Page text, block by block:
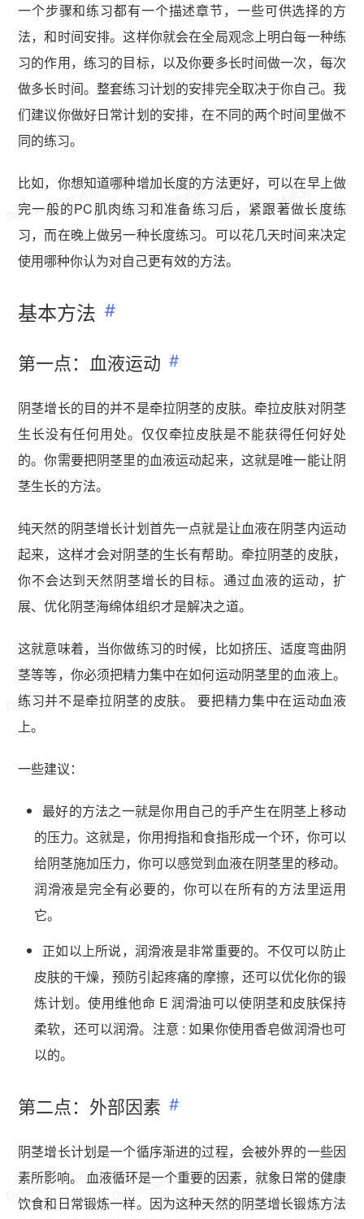
一个步骤和练习都有一个描述章节，一些可供选择的方
法，和时间安排。这样你就会在全局观念上明白每一种练
习的作用，练习的目标，以及你要多长时间做一次，每次
做多长时间。整套练习计划的安排完全取决于你自己。我
们建议你做好日常计划的安排，在不同的两个时间里做不
同的练习。
比如，你想知道哪种增加长度的方法更好，可以在早上做
完一般的PC肌肉练习和准备练习后，紧跟著做长度练
习，而在晚上做另一种长度练习。可以花几天时间来决定
使用哪种你认为对自己更有效的方法。
基本方法​
第一点：血液运动​
阴茎增长的目的并不是牵拉阴茎的皮肤。牵拉皮肤对阴茎
生长没有任何用处。仅仅牵拉皮肤是不能获得任何好处
的。你需要把阴茎里的血液运动起来，这就是唯一能让阴
茎生长的方法。
纯天然的阴茎增长计划首先一点就是让血液在阴茎内运动
起来，这样才会对阴茎的生长有帮助。牵拉阴茎的皮肤，
你不会达到天然阴茎增长的目标。通过血液的运动，扩
展、优化阴茎海绵体组织才是解决之道。
这就意味着，当你做练习的时候，比如挤压、适度弯曲阴
茎等等，你必须把精力集中在如何运动阴茎里的血液上。
练习并不是牵拉阴茎的皮肤。 要把精力集中在运动血液
上。
一些建议：
最好的方法之一就是你用自己的手产生在阴茎上移动
的压力。这就是，你用拇指和食指形成一个环，你可以
给阴茎施加压力，你可以感觉到血液在阴茎里的移动。
润滑液是完全有必要的，你可以在所有的方法里运用
它。
正如以上所说，润滑液是非常重要的。不仅可以防止
皮肤的干燥，预防引起疼痛的摩擦，还可以优化你的锻
炼计划。使用维他命 E 润滑油可以使阴茎和皮肤保持
柔软，还可以润滑。注意 : 如果你使用香皂做润滑也可
以的。
第二点：外部因素​
阴茎增长计划是一个循序渐进的过程，会被外界的一些因
素所影响。 血液循环是一个重要的因素，就象日常的健康
饮食和日常锻炼一样。因为这种天然的阴茎增长锻炼方法
Dajibai.com 大鸡掰Dajibai.com 大鸡掰Dajibai.com 大鸡掰
Dajibai.com 大鸡掰Dajibai.com 大鸡掰Dajibai.com 大鸡掰
Dajibai.com 大鸡掰Dajibai.com 大鸡掰Dajibai.com 大鸡掰